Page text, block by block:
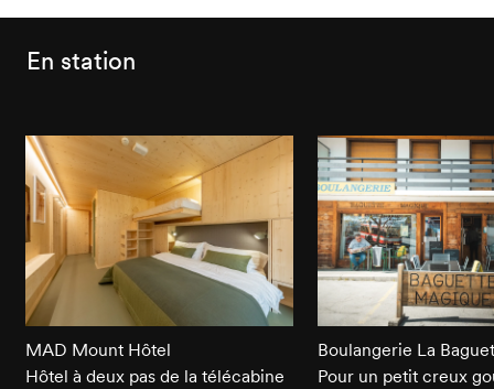
En station
MAD Mount Hôtel
Hôtel à deux pas de la télécabine
Boulangerie La
Pour un petit creux